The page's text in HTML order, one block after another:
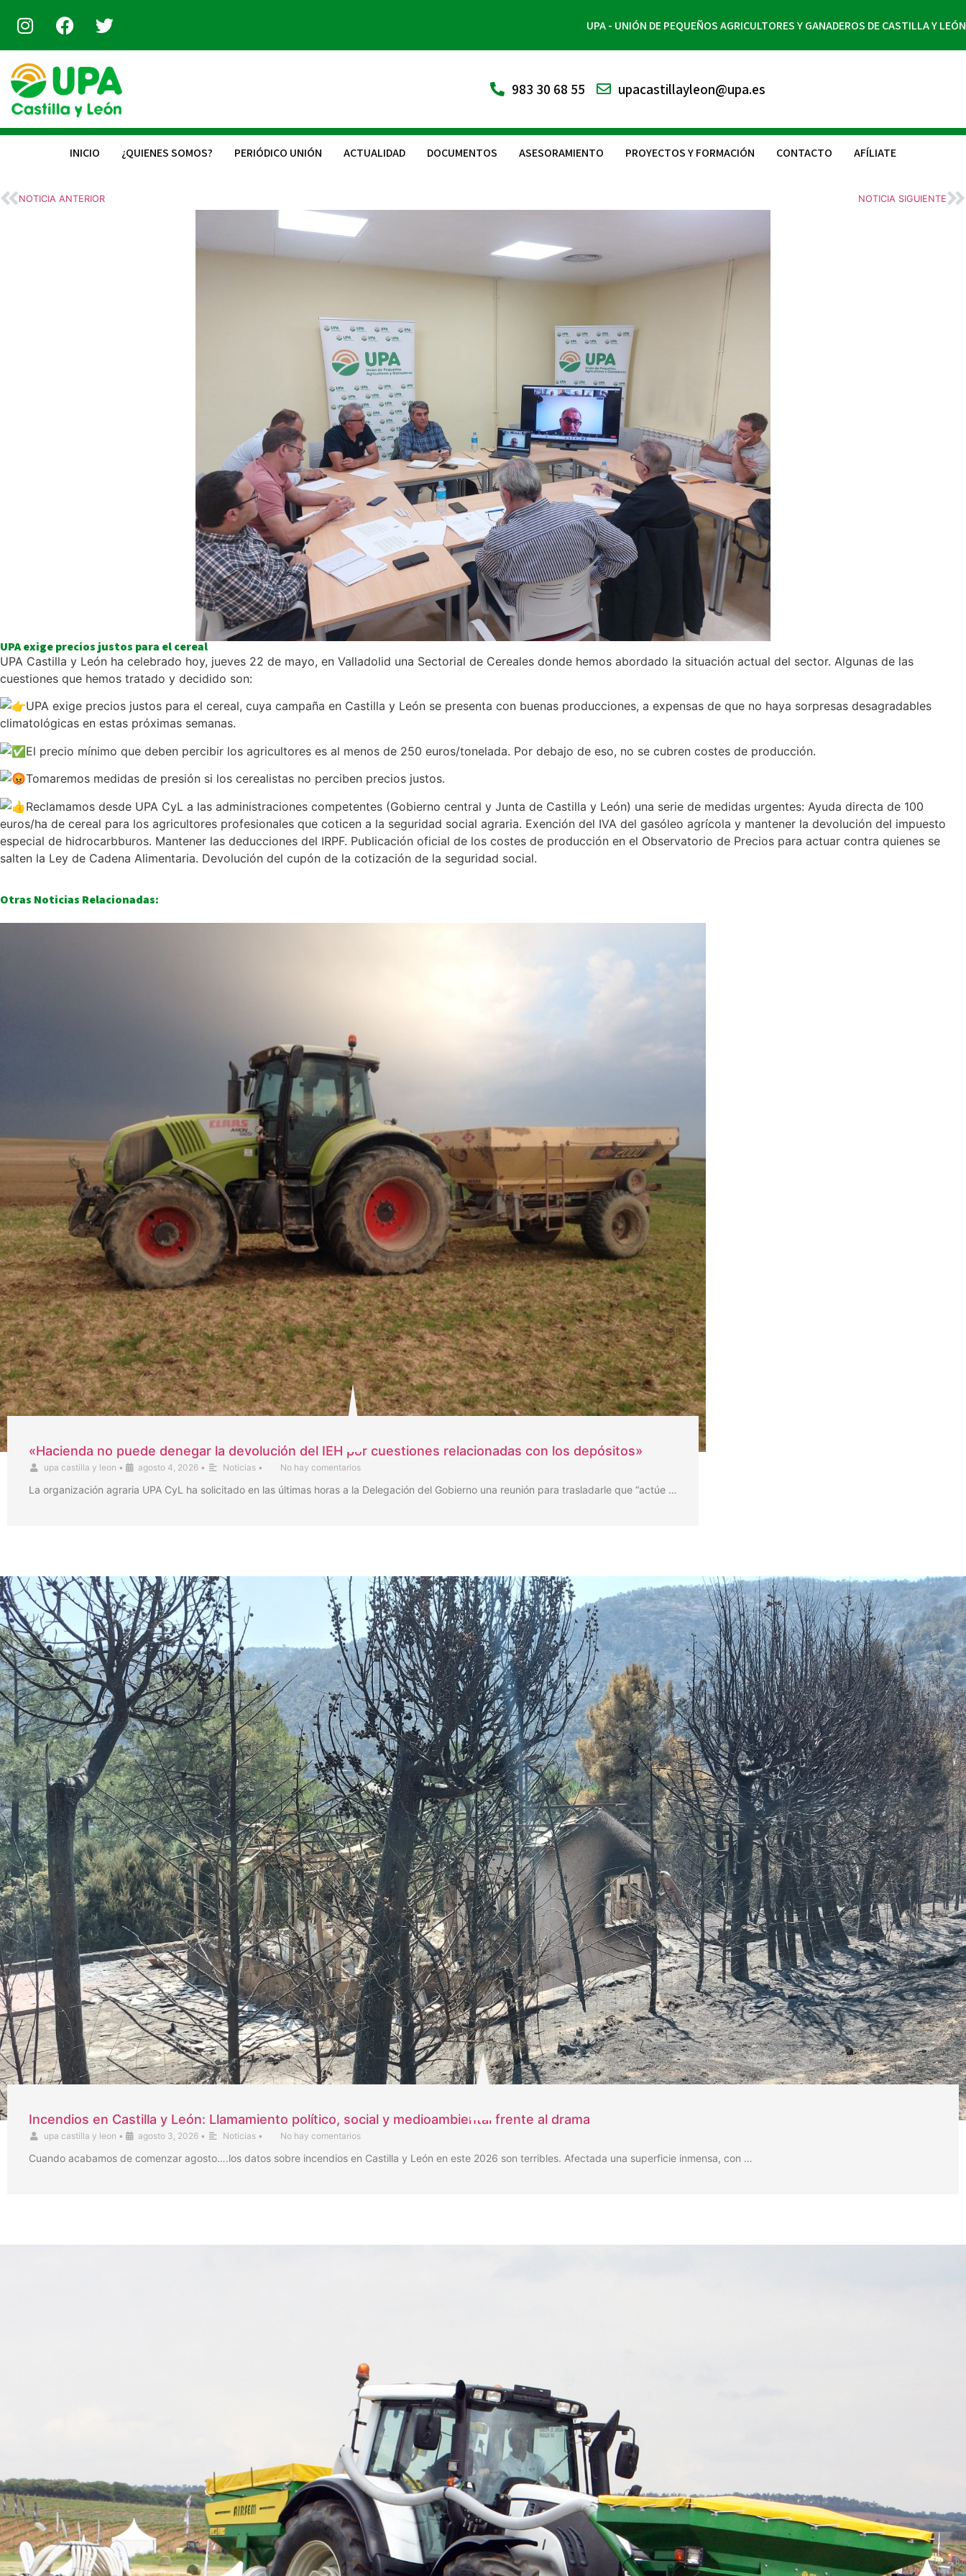
UPA - UNIÓN DE PEQUEÑOS AGRICULTORES Y GANADEROS DE CASTILLA Y LEÓN
983 30 68 55 upacastillayleon@upa.es
INICIO ¿QUIENES SOMOS? PERIÓDICO UNIÓN ACTUALIDAD DOCUMENTOS ASESORAMIENTO PROYECTOS Y FORMACIÓN CONTACTO AFÍLIATE
NOTICIA ANTERIOR NOTICIA SIGUIENTE
UPA exige precios justos para el cereal
UPA Castilla y León ha celebrado hoy, jueves 22 de mayo, en Valladolid una Sectorial de Cereales donde hemos abordado la situación actual del sector. Algunas de las
cuestiones que hemos tratado y decidido son:
UPA exige precios justos para el cereal, cuya campaña en Castilla y León se presenta con buenas producciones, a expensas de que no haya sorpresas desagradables
climatológicas en estas próximas semanas.
El precio mínimo que deben percibir los agricultores es al menos de 250 euros/tonelada. Por debajo de eso, no se cubren costes de producción.
Tomaremos medidas de presión si los cerealistas no perciben precios justos.
Reclamamos desde UPA CyL a las administraciones competentes (Gobierno central y Junta de Castilla y León) una serie de medidas urgentes: Ayuda directa de 100
euros/ha de cereal para los agricultores profesionales que coticen a la seguridad social agraria. Exención del IVA del gasóleo agrícola y mantener la devolución del impuesto
especial de hidrocarbburos. Mantener las deducciones del IRPF. Publicación oficial de los costes de producción en el Observatorio de Precios para actuar contra quienes se
salten la Ley de Cadena Alimentaria. Devolución del cupón de la cotización de la seguridad social.
Otras Noticias Relacionadas:
«Hacienda no puede denegar la devolución del IEH por cuestiones relacionadas con los depósitos»
upa castilla y leon • agosto 4, 2026 • Noticias • No hay comentarios
La organización agraria UPA CyL ha solicitado en las últimas horas a la Delegación del Gobierno una reunión para trasladarle que “actúe …
Incendios en Castilla y León: Llamamiento político, social y medioambiental frente al drama
upa castilla y leon • agosto 3, 2026 • Noticias • No hay comentarios
Cuando acabamos de comenzar agosto….los datos sobre incendios en Castilla y León en este 2026 son terribles. Afectada una superficie inmensa, con …